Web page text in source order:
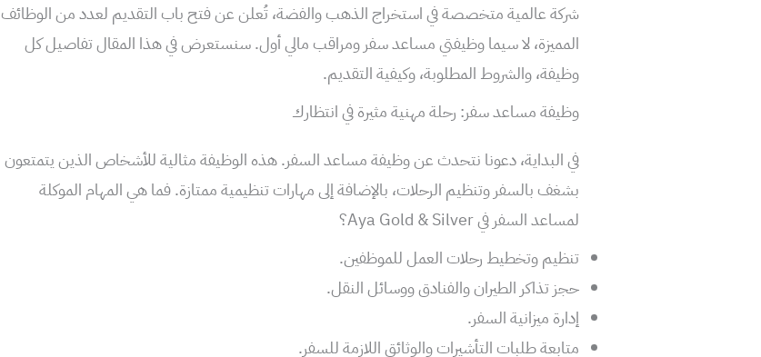
شركة عالمية متخصصة في استخراج الذهب والفضة، تُعلن عن فتح باب التقديم لعدد من الوظائف
المميزة، لا سيما وظيفتي مساعد سفر ومراقب مالي أول. سنستعرض في هذا المقال تفاصيل كل
وظيفة، والشروط المطلوبة، وكيفية التقديم.
وظيفة مساعد سفر: رحلة مهنية مثيرة في انتظارك
في البداية، دعونا نتحدث عن وظيفة مساعد السفر. هذه الوظيفة مثالية للأشخاص الذين يتمتعون
بشغف بالسفر وتنظيم الرحلات، بالإضافة إلى مهارات تنظيمية ممتازة. فما هي المهام الموكلة
لمساعد السفر في Aya Gold & Silver؟
تنظيم وتخطيط رحلات العمل للموظفين.
حجز تذاكر الطيران والفنادق ووسائل النقل.
إدارة ميزانية السفر.
متابعة طلبات التأشيرات والوثائق اللازمة للسفر.